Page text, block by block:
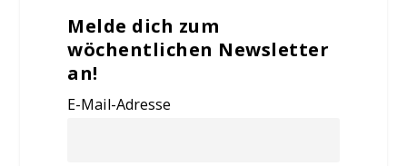
Melde dich zum
wöchentlichen Newsletter
an!
E-Mail-Adresse